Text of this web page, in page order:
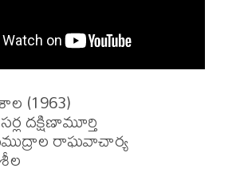
(1963)
దక్షిణామూర్తి
రాఘవాచార్య